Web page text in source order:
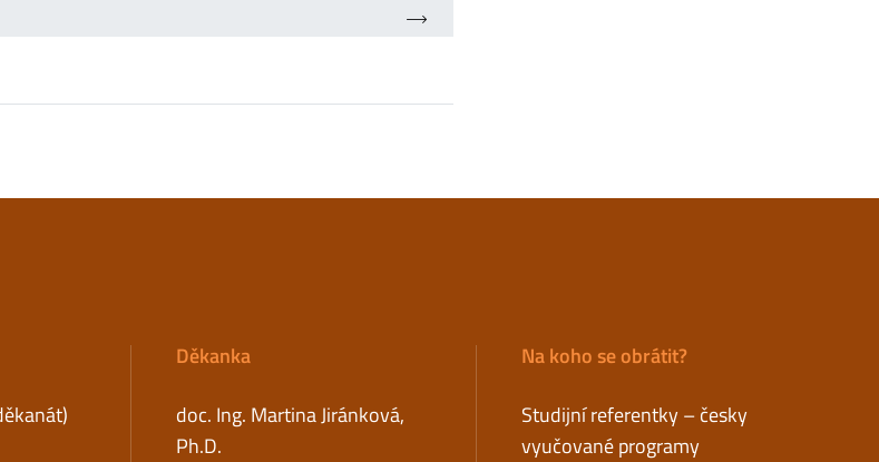
Děkanka
doc. Ing. Martina Jiránková,
Ph.D.
Na koho se obrátit?
Studijní referentky – česky
vyučované programy